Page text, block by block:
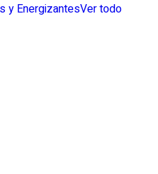
y EnergizantesVer todo